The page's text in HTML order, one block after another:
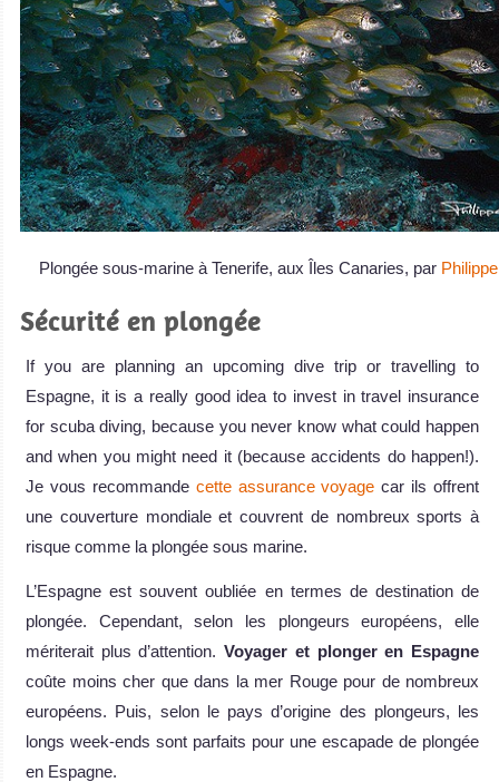
Plongée sous-marine à Tenerife, aux Îles Canaries, par
Sécurité en plongée
If you are planning an upcoming dive trip or travelling to
Espagne, it is a really good idea to invest in travel insurance
for scuba diving, because you never know what could happen
and when you might need it (because accidents do happen!).
Je vous recommande cette assurance voyage car ils offrent
une couverture mondiale et couvrent de nombreux sports à
risque comme la plongée sous marine.
L’Espagne est souvent oubliée en termes de destination de
plongée. Cependant, selon les plongeurs européens, elle
mériterait plus d’attention.Voyager et plonger en Espagne
coûte moins cher que dans la mer Rouge pour de nombreux
européens. Puis, selon le pays d’origine des plongeurs, les
longs week-ends sont parfaits pour une escapade de plongée
en Espagne.